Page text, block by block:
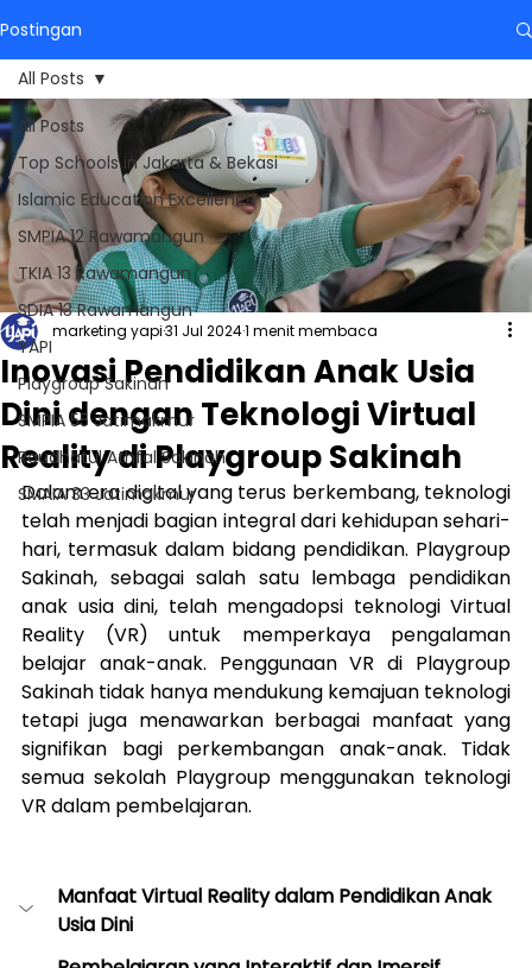
Postingan
All Posts
Top Schools in Jakarta & Bekasi
Islamic Education Excellence
SMPIA 12 Rawamangun
TKIA 13 Rawamangun
SDIA 13 Rawamangun
YAPI
Playgroup Sakinah
SMPIA 55 Jatimakmur
Raudhatul Athfal Sakinah
SMAIA 33 Jatimakmur
All Posts
Inovasi Pendidikan Anak Usia
Dini dengan Teknologi Virtual
Reality di Playgroup Sakinah
marketing yapi31 Jul 20241 menit membaca
Dalam era digital yang terus berkembang, teknologi
telah menjadi bagian integral dari kehidupan sehari-
hari, termasuk dalam bidang pendidikan. Playgroup
Sakinah, sebagai salah satu lembaga pendidikan
anak usia dini, telah mengadopsi teknologi Virtual
Reality (VR) untuk memperkaya pengalaman
belajar anak-anak. Penggunaan VR di Playgroup
Sakinah tidak hanya mendukung kemajuan teknologi
tetapi juga menawarkan berbagai manfaat yang
signifikan bagi perkembangan anak-anak. Tidak
semua sekolah Playgroup menggunakan teknologi
VR dalam pembelajaran.
Manfaat Virtual Reality dalam Pendidikan Anak
Usia Dini